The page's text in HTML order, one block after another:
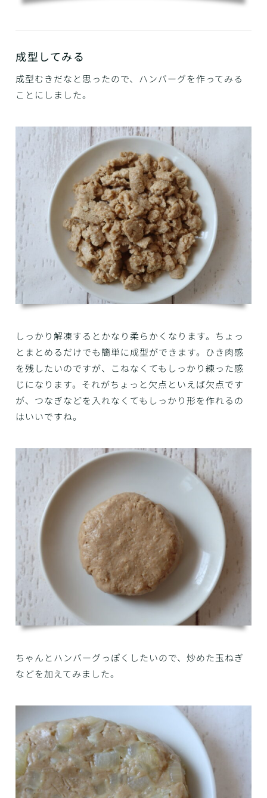
成型してみる
成型むきだなと思ったので、ハンバーグを作ってみる
ことにしました。
しっかり解凍するとかなり柔らかくなります。ちょっ
とまとめるだけでも簡単に成型ができます。ひき肉感
を残したいのですが、こねなくてもしっかり練った感
じになります。それがちょっと欠点といえば欠点です
が、つなぎなどを入れなくてもしっかり形を作れるの
はいいですね。
ちゃんとハンバーグっぽくしたいので、炒めた玉ねぎ
などを加えてみました。